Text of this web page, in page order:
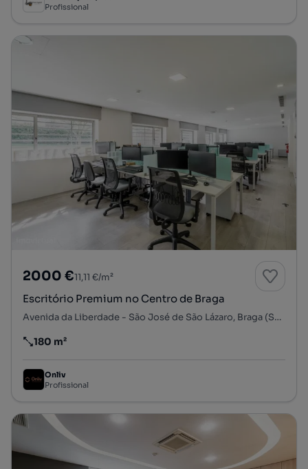
Profissional
2000 €11,11 €/m²
Escritório Premium no Centro de Braga
Avenida da Liberdade - São José de São Lázaro, Braga (São José de São Lázaro e São João do Souto), Braga, Braga
Preço por metro quadrado
180 m²
Onliv
Profissional